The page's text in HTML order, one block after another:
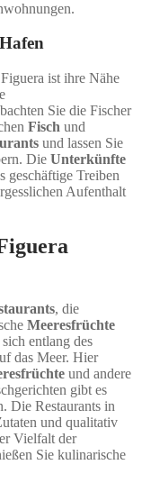
ist ihre Nähe
Sie die Fischer
Fisch und
und lassen Sie
Die Unterkünfte
geschäftige Treiben
Aufenthalt
, die
Meeresfrüchte
entlang des
das Meer. Hier
und andere
gibt es
Die Restaurants in
und qualitativ
Vielfalt der
Sie kulinarische